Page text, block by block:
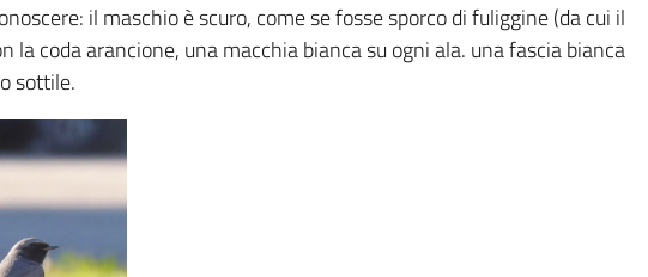
il maschio è scuro, come se fosse sporco di fuliggine (da cui il
la coda arancione, una macchia bianca su ogni ala. una fascia bianca
sottile.